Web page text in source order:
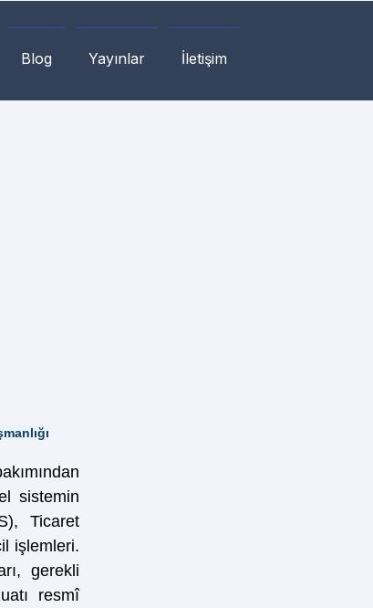
Blog Yayınlar İletişim
sistemin
Ticaret
işlemleri.
gerekli
resmî